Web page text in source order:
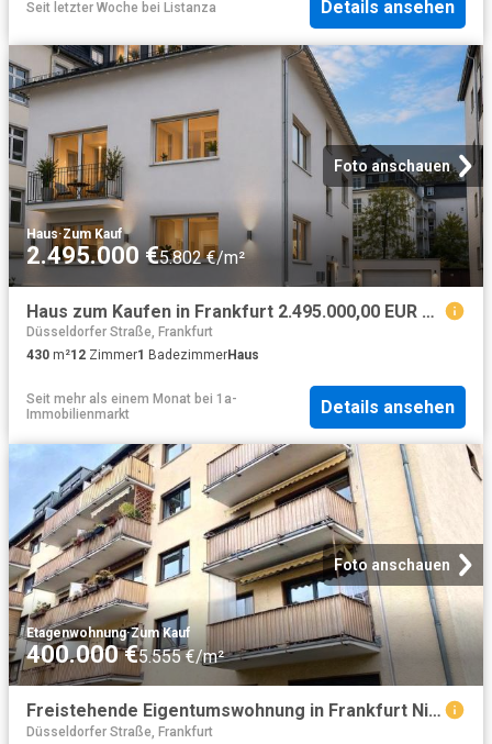
Seit letzter Woche bei Listanza Details ansehen
Foto anschauen
Haus·Zum Kauf
2.495.000 €5.802 €/m²
Haus zum Kaufen in Frankfurt 2.495.000,00 EUR 430 m²
Düsseldorfer Straße, Frankfurt
430 m²12 Zimmer1 BadezimmerHaus
Seit mehr als einem Monat bei 1a-
Immobilienmarkt
Details ansehen
Foto anschauen
Etagenwohnung·Zum Kauf
400.000 €5.555 €/m²
Freistehende Eigentumswohnung in Frankfurt Niederrad zu verkaufen
Düsseldorfer Straße, Frankfurt